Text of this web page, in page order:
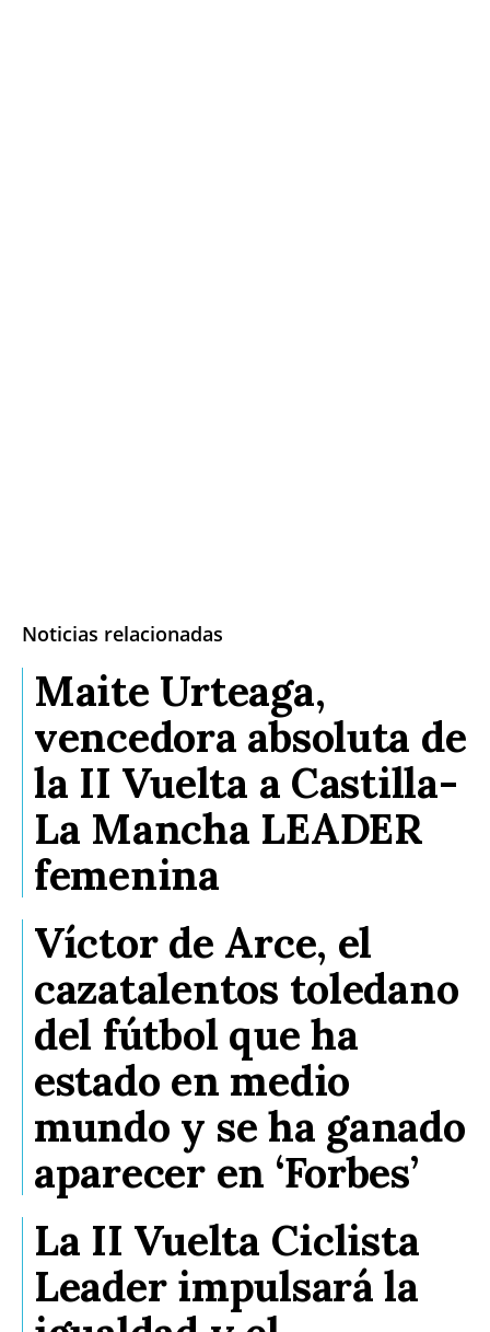
Noticias relacionadas
Maite Urteaga,
vencedora absoluta de
la II Vuelta a Castilla-
La Mancha LEADER
femenina
Víctor de Arce, el
cazatalentos toledano
del fútbol que ha
estado en medio
mundo y se ha ganado
aparecer en ‘Forbes’
La II Vuelta Ciclista
Leader impulsará la